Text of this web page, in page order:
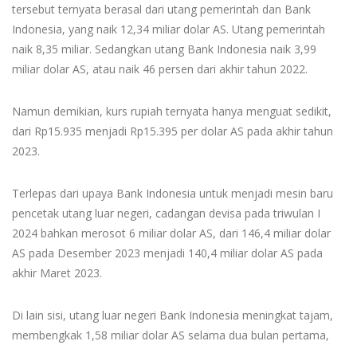
tersebut ternyata berasal dari utang pemerintah dan Bank
Indonesia, yang naik 12,34 miliar dolar AS. Utang pemerintah
naik 8,35 miliar. Sedangkan utang Bank Indonesia naik 3,99
miliar dolar AS, atau naik 46 persen dari akhir tahun 2022.
Namun demikian, kurs rupiah ternyata hanya menguat sedikit,
dari Rp15.935 menjadi Rp15.395 per dolar AS pada akhir tahun
2023.
Terlepas dari upaya Bank Indonesia untuk menjadi mesin baru
pencetak utang luar negeri, cadangan devisa pada triwulan I
2024 bahkan merosot 6 miliar dolar AS, dari 146,4 miliar dolar
AS pada Desember 2023 menjadi 140,4 miliar dolar AS pada
akhir Maret 2023.
Di lain sisi, utang luar negeri Bank Indonesia meningkat tajam,
membengkak 1,58 miliar dolar AS selama dua bulan pertama,